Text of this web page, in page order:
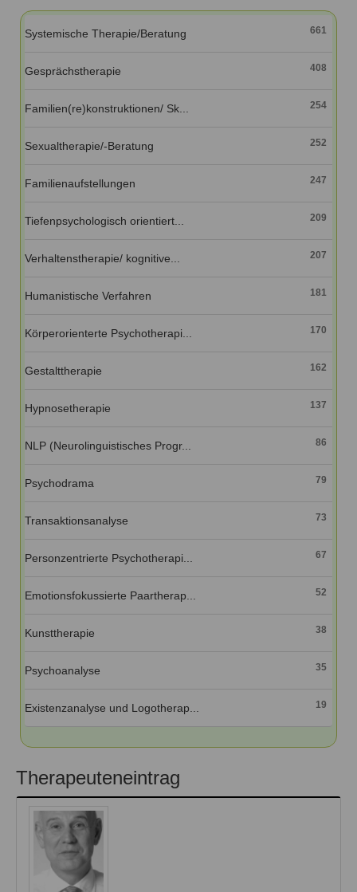
Veranstaltungen
Ausbildungsinstitute
Fortbildungen
Anmelden
Systemische Therapie/Beratung 661
Gesprächstherapie 408
Familien(re)konstruktionen/ Sk... 254
Sexualtherapie/-Beratung 252
Familienaufstellungen 247
Tiefenpsychologisch orientiert... 209
Verhaltenstherapie/ kognitive... 207
Humanistische Verfahren 181
Körperorienterte Psychotherapi... 170
Gestalttherapie 162
Hypnosetherapie 137
NLP (Neurolinguistisches Progr... 86
Psychodrama 79
Transaktionsanalyse 73
Personzentrierte Psychotherapi... 67
Emotionsfokussierte Paartherap... 52
Kunsttherapie 38
Psychoanalyse 35
Existenzanalyse und Logotherap... 19
Therapeuteneintrag